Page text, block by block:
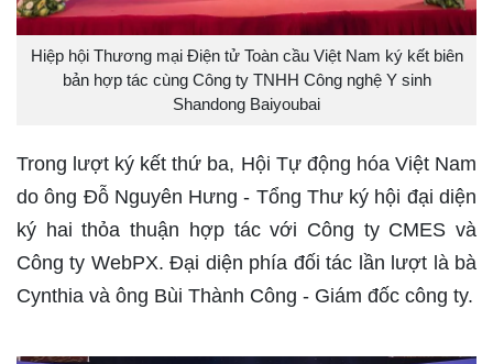
Hiệp hội Thương mại Điện tử Toàn cầu Việt Nam ký kết biên
bản hợp tác cùng Công ty TNHH Công nghệ Y sinh
Shandong Baiyoubai
Trong lượt ký kết thứ ba, Hội Tự động hóa Việt Nam
do ông Đỗ Nguyên Hưng - Tổng Thư ký hội đại diện
ký hai thỏa thuận hợp tác với Công ty CMES và
Công ty WebPX. Đại diện phía đối tác lần lượt là bà
Cynthia và ông Bùi Thành Công - Giám đốc công ty.